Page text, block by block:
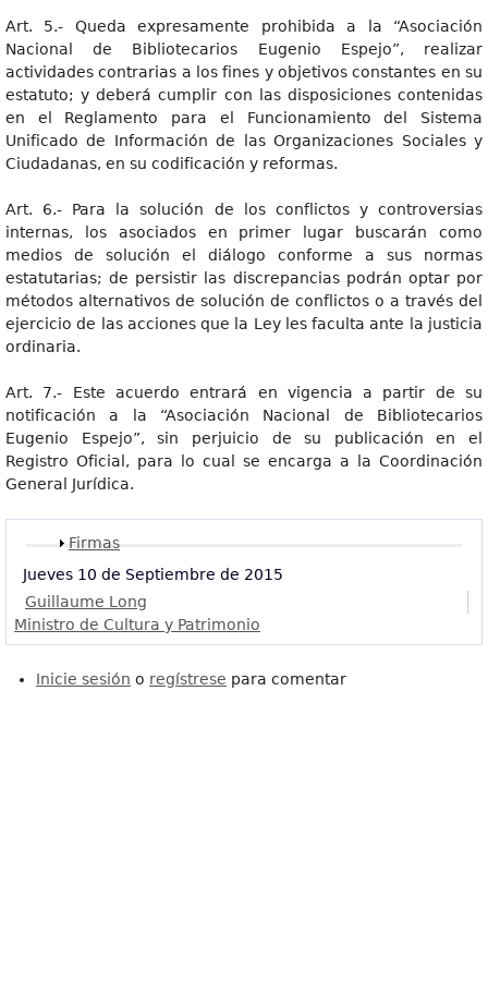
Art. 5.- Queda expresamente prohibida a la “Asociación
Nacional de Bibliotecarios Eugenio Espejo”, realizar
actividades contrarias a los fines y objetivos constantes en su
estatuto; y deberá cumplir con las disposiciones contenidas
en el Reglamento para el Funcionamiento del Sistema
Unificado de Información de las Organizaciones Sociales y
Ciudadanas, en su codificación y reformas.
Art. 6.- Para la solución de los conflictos y controversias
internas, los asociados en primer lugar buscarán como
medios de solución el diálogo conforme a sus normas
estatutarias; de persistir las discrepancias podrán optar por
métodos alternativos de solución de conflictos o a través del
ejercicio de las acciones que la Ley les faculta ante la justicia
ordinaria.
Art. 7.- Este acuerdo entrará en vigencia a partir de su
notificación a la “Asociación Nacional de Bibliotecarios
Eugenio Espejo”, sin perjuicio de su publicación en el
Registro Oficial, para lo cual se encarga a la Coordinación
General Jurídica.
Mostrar
Firmas
Jueves 10 de Septiembre de 2015
Guillaume Long
Ministro de Cultura y Patrimonio
Inicie sesión o regístrese para comentar